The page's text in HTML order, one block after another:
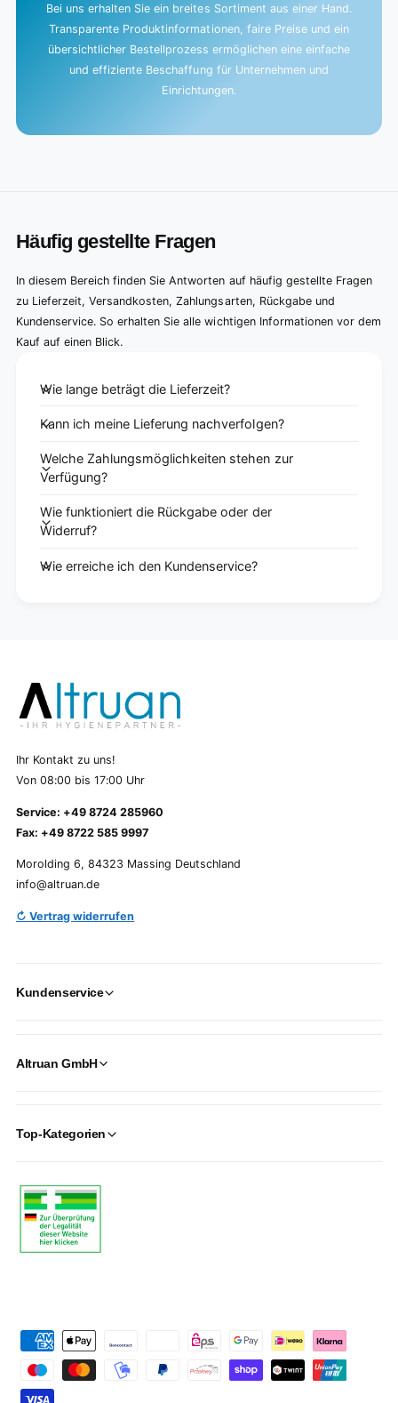
Bei uns erhalten Sie ein breites Sortiment aus einer Hand.
Transparente Produktinformationen, faire Preise und ein
übersichtlicher Bestellprozess ermöglichen eine einfache
und effiziente Beschaffung für Unternehmen und
Einrichtungen.
Häufig gestellte Fragen
In diesem Bereich finden Sie Antworten auf häufig gestellte Fragen
zu Lieferzeit, Versandkosten, Zahlungsarten, Rückgabe und
Kundenservice. So erhalten Sie alle wichtigen Informationen vor dem
Kauf auf einen Blick.
Wie lange beträgt die Lieferzeit?
Kann ich meine Lieferung nachverfolgen?
Welche Zahlungsmöglichkeiten stehen zur
Verfügung?
Wie funktioniert die Rückgabe oder der
Widerruf?
Wie erreiche ich den Kundenservice?
Ihr Kontakt zu uns!
Von 08:00 bis 17:00 Uhr
Service: +49 8724 285960
Fax: +49 8722 585 9997
Morolding 6, 84323 Massing Deutschland
info@altruan.de
↻ Vertrag widerrufen
Kundenservice
Altruan GmbH
Top-Kategorien